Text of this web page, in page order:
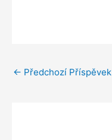
← Předchozí Příspěvek